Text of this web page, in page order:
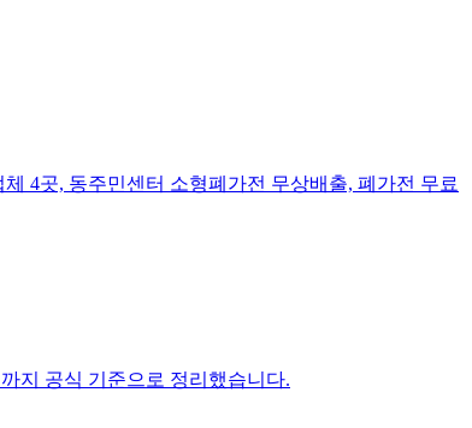
4곳, 동주민센터 소형폐가전 무상배출, 폐가전 무료
지 공식 기준으로 정리했습니다.